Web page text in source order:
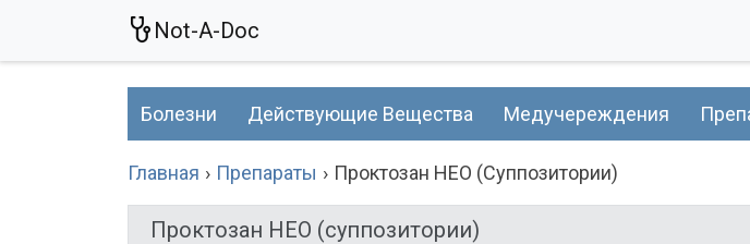
Not-A-Doc
Болезни Действующие Вещества Медучереждения
Главная Препараты Проктозан НЕО (суппозитории)
Проктозан НЕО (суппозитории)